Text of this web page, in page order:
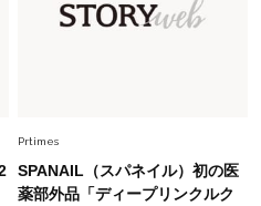
プ→トイレ、じゃあ底上げ運
Prtimes
SPANAIL（スパネイル）初の医
薬部外品「ディープリンクルク